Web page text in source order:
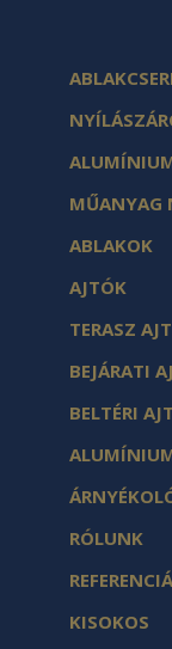
MŰANYAG
ABLAKOK
AJTÓK
TERASZ
BEJÁRATI
BELTÉRI
RÓLUNK
KISOKOS